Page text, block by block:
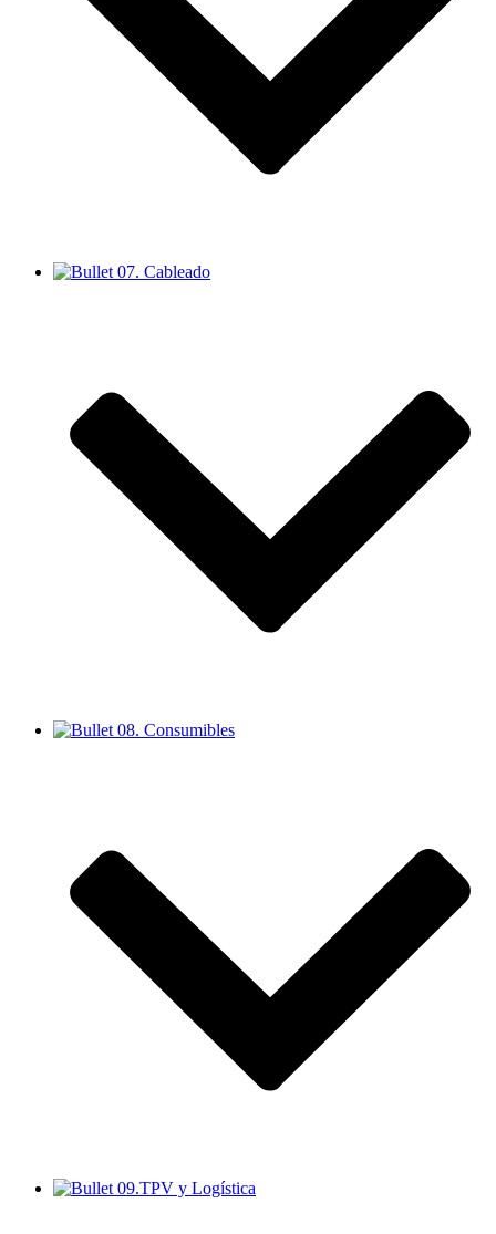
07. Cableado
08. Consumibles
09.TPV y Logística